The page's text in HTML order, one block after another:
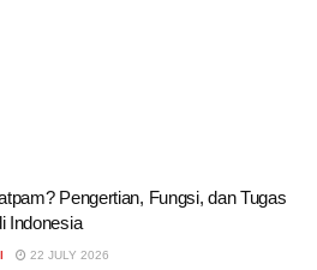
Pengertian, Fungsi, dan Tugas
Indonesia
22 JULY 2026